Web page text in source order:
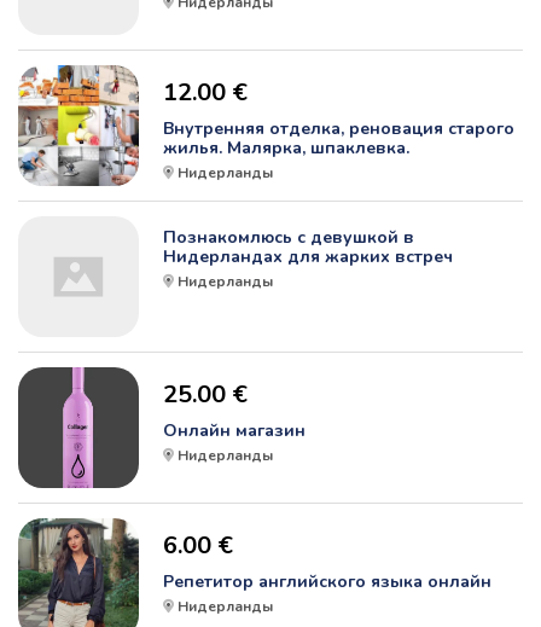
12.00 €
Внутренняя отделка, реновация старого
жилья. Малярка, шпаклевка.
Нидерланды
Познакомлюсь с девушкой в
Нидерландах для жарких встреч
Нидерланды
25.00 €
Онлайн магазин
Нидерланды
6.00 €
Репетитор английского языка онлайн
Нидерланды